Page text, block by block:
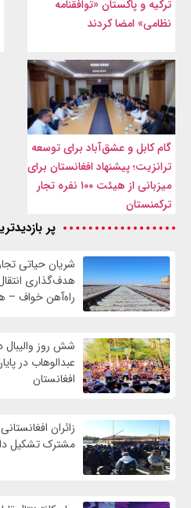
ترکیه و پاکستان «توافقنامه
نظامی» امضا کردند
گام کابل و عشق‌آباد برای توسعه
ترانزیت؛ پیشنهاد افغانستان برای
میزبانی از هیئت ۱۰۰ نفره تجار
ترکمنستان
پر
شریان حیاتی
هدف‌گذاری
راه‌آهن خواف –
شش روز والیبال
عبدالوهاب در
افغانستان
زائران
مشترک تشکیل